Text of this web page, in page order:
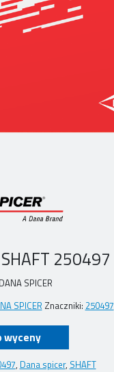
SHAFT 250497
DANA SPICER
SPICER Znaczniki: 250497
wyceny
, Dana spicer, SHAFT